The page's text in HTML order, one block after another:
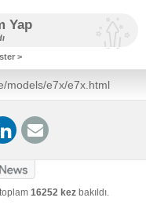
Yap
>
models/e7x/e7x.html
16252 kez bakıldı.